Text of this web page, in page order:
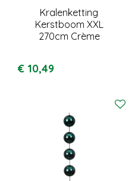
Kralenketting
Kerstboom XXL
270cm Crème
€ 10,49